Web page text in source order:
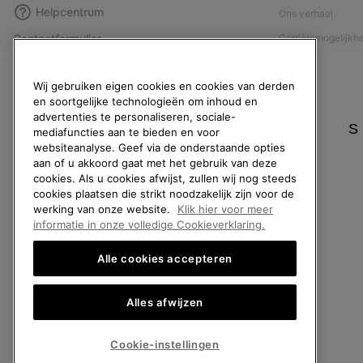
Helpcentrum
Contactformulier
Handleiding schoenverzorging
Retouren
Overeenkomst herroepen
Bestelstatus
Bezorging
Betaling
Veelgestelde vragen
Ons verhaal
Affiliateprogramma
Handleiding
België (Nederlands) | English ›| français ›
Wij gebruiken eigen cookies en cookies van derden
en soortgelijke technologieën om inhoud en
advertenties te personaliseren, sociale-
mediafuncties aan te bieden en voor
websiteanalyse. Geef via de onderstaande opties
aan of u akkoord gaat met het gebruik van deze
cookies. Als u cookies afwijst, zullen wij nog steeds
cookies plaatsen die strikt noodzakelijk zijn voor de
werking van onze website.
Klik hier voor meer
informatie in onze volledige Cookieverklaring.
Alle cookies accepteren
Alles afwijzen
Cookie-instellingen